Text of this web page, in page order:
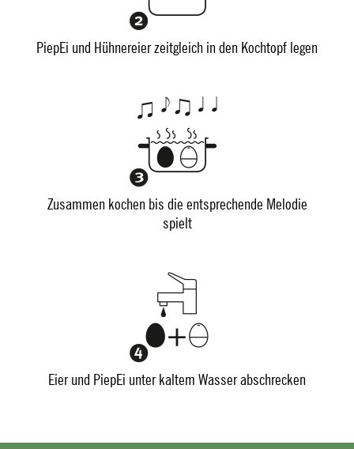
PiepEi und Hühnereier zeitgleich in den Kochtopf legen
Zusammen kochen bis die entsprechende Melodie
spielt
Eier und PiepEi unter kaltem Wasser abschrecken